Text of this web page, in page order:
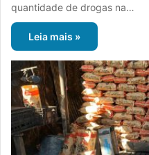
quantidade de drogas na…
Leia mais »